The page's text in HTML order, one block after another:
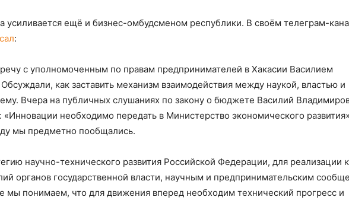
усиливается ещё и бизнес-омбудсменом республики. В своём телеграм-
:
с уполномоченным по правам предпринимателей в Хакасии Василием
как заставить механизм взаимодействия между наукой, властью и
Вчера на публичных слушаниях по закону о бюджете Василий
необходимо передать в Министерство экономического
мы предметно пообщались.
научно-технического развития Российской Федерации, для реализации
органов государственной власти, научным и предпринимательским
мы понимаем, что для движения вперед необходим технический прогресс и